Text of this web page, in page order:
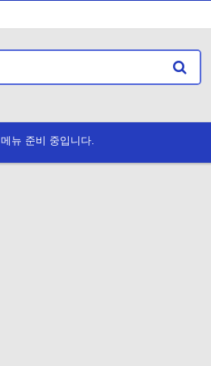
메뉴 준비 중입니다.